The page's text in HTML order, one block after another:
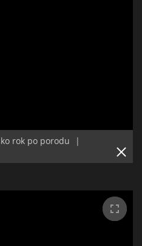
rok po porodu
|